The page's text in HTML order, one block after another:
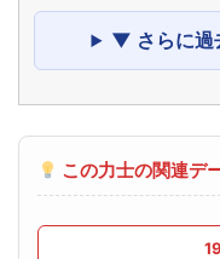
▼ さらに過
この力士の関連デ